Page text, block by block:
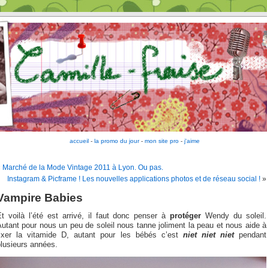
accueil- la promo du jour- mon site pro- j'aime
Marché de la Mode Vintage 2011 à Lyon. Ou pas.
Instagram & Picframe ! Les nouvelles applications photos et de réseau social ! »
Babies
voilà l’été est arrivé, il faut donc penser àprotégerWendy du soleil.
pour nous un peu de soleil nous tanne joliment la peau et nous aide à
la vitamide D, autant pour les bébés c’est niet niet niet pendant
années.